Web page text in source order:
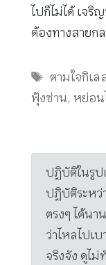
ไปก็ไม่ได้ เจ
ต้องทางสายก
Tags
ตามใจกิเล
ฟุ้งซ่าน, หย่อน
ปฏิบัติในรู
ปฏิบัติระหว่
ตรงๆ ได้น
ว่าไหลไปเ
จริงจัง ดูไ